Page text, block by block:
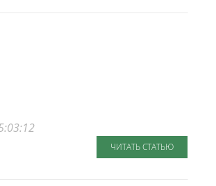
ЧИТАТЬ СТАТЬЮ